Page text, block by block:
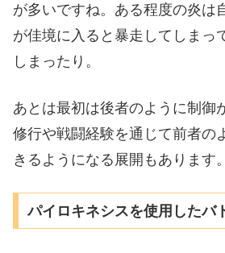
が多いですね。ある程度の炎は
が佳境に入ると暴走してしまっ
しまったり。
あとは最初は後者のように制御
修行や戦闘経験を通じて前者の
きるようになる展開もあります。
パイロキネシスを使用したバ